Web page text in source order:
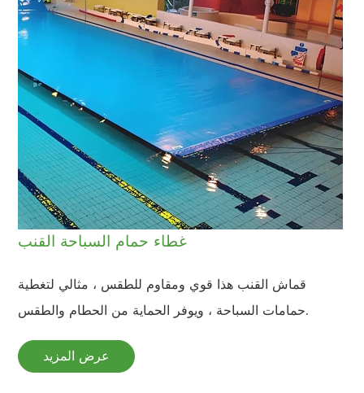
غطاء حمام السباحة القنب
قماش القنب هذا قوي ومقاوم للطقس ، مثالي لتغطية
حمامات السباحة ، ويوفر الحماية من الحطام والطقس.
عرض المزيد